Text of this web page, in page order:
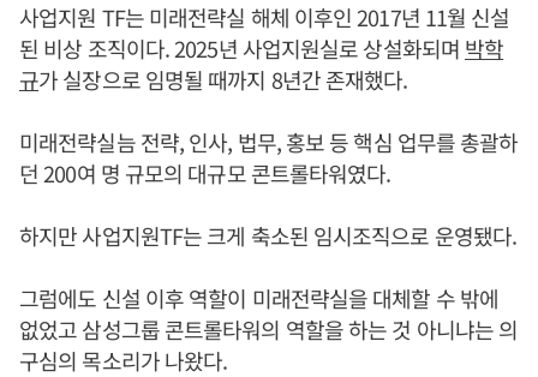
사업지원 TF는 미래전략실 해체 이후인 2017년 11월 신설
된 비상 조직이다. 2025년 사업지원실로 상설화되며 박학
규가 실장으로 임명될 때까지 8년간 존재했다.
미래전략실늠 전략, 인사, 법무, 홍보 등 핵심 업무를 총괄하
던 200여 명 규모의 대규모 콘트롤타워였다.
하지만 사업지원TF는 크게 축소된 임시조직으로 운영됐다.
그럼에도 신설 이후 역할이 미래전략실을 대체할 수 밖에
없었고 삼성그룹 콘트롤타워의 역할을 하는 것 아니냐는 의
구심의 목소리가 나왔다.